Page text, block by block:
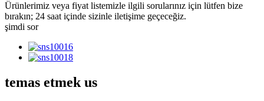
Ürünlerimiz veya fiyat listemizle ilgili sorularınız için lütfen bize
bırakın; 24 saat içinde sizinle iletişime geçeceğiz.
şimdi sor
temas etmek us